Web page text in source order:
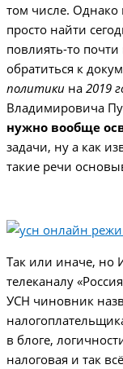
том числе.
просто найти
повлиять-то
обратиться к
политики на 2019
Владимировича
нужно вообще
задачи, ну а как
такие речи
Так или иначе, но
телеканалу
УСН чиновник
в блоге,
налоговая и так